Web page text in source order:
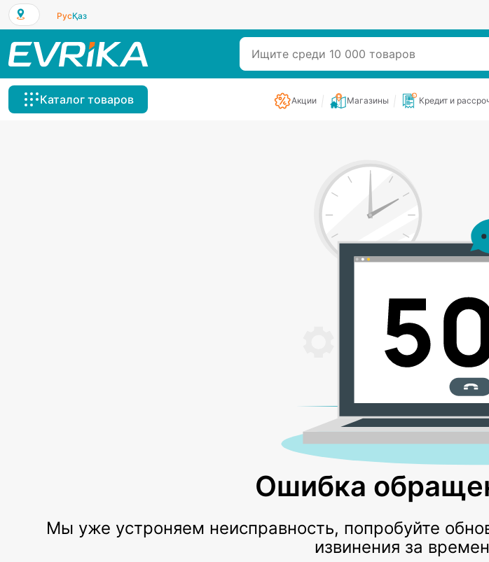
РусҚаз
Каталог товаров Акции Магазины Кредит и
Ошибка
Мы уже устроняем неисправность, попробуйте
извинения за